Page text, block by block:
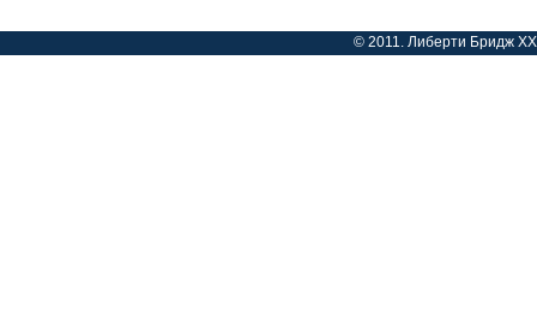
© 2011. Либерти Бридж